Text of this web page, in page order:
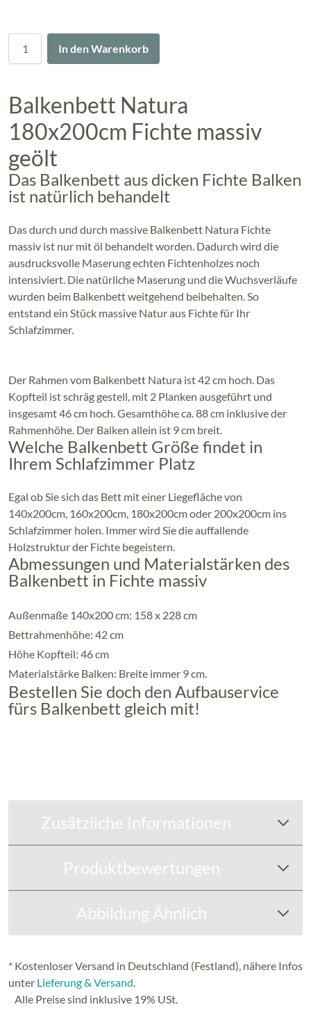
In den Warenkorb
Balkenbett Natura
180x200cm Fichte massiv
geölt
Das Balkenbett aus dicken Fichte Balken
ist natürlich behandelt
Das durch und durch massive Balkenbett Natura Fichte
massiv ist nur mit öl behandelt worden. Dadurch wird die
ausdrucksvolle Maserung echten Fichtenholzes noch
intensiviert. Die natürliche Maserung und die Wuchsverläufe
wurden beim Balkenbett weitgehend beibehalten. So
entstand ein Stück massive Natur aus Fichte für Ihr
Schlafzimmer.
Der Rahmen vom Balkenbett Natura ist 42 cm hoch. Das
Kopfteil ist schräg gestell, mit 2 Planken ausgeführt und
insgesamt 46 cm hoch. Gesamthöhe ca. 88 cm inklusive der
Rahmenhöhe. Der Balken allein ist 9 cm breit.
Welche Balkenbett Größe findet in
Ihrem Schlafzimmer Platz
Egal ob Sie sich das Bett mit einer Liegefläche von
140x200cm, 160x200cm, 180x200cm oder 200x200cm ins
Schlafzimmer holen. Immer wird Sie die auffallende
Holzstruktur der Fichte begeistern.
Abmessungen und Materialstärken des
Balkenbett in Fichte massiv
Außenmaße 140x200 cm: 158 x 228 cm
Bettrahmenhöhe: 42 cm
Höhe Kopfteil: 46 cm
Materialstärke Balken: Breite immer 9 cm.
Bestellen Sie doch den Aufbauservice
fürs Balkenbett gleich mit!
Zusätzliche Informationen
Produktbewertungen
Abbildung Ähnlich
* Kostenloser Versand in Deutschland (Festland), nähere Infos
unter Lieferung & Versand.
Alle Preise sind inklusive 19% USt.